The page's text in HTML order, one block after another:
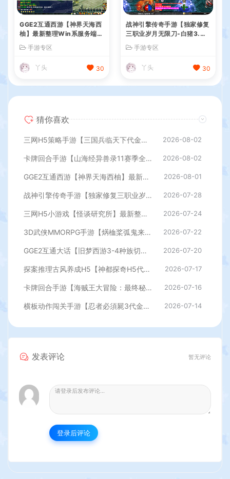
GGE2互通西游【神界天海西
柚】最新整理Win系服务端
+安卓苹果PC三端+内置GM
工具+全套源码+详细搭建教
程
手游专区
丫头 30
战神引擎传奇手游【独家修复
三职业岁月无限刀-白猪3.
0】最新整理Win系特色服务
端+安卓苹果双端+GM授权后
台+详细搭建教程
手游专区
丫头 30
猜你喜欢
三网H5策略手游【三国兵临天下代金券内购七合修复版】最新整理单机一键即玩镜像端+Linux手工服务端+管理后台+GM授权后台+简易安卓客户端+详细搭建教程+视频教程 2026-08-02
卡牌回合手游【山海经异兽录11赛季全人物代金券内购版】最新整理WIN系服务端+授权GM后台+管理后台+热更修改工具+安卓+详细搭建教程 2026-08-02
GGE2互通西游【神界天海西柚】最新整理Win系服务端+安卓苹果PC三端+内置GM工具+全套源码+详细搭建教程 2026-08-01
战神引擎传奇手游【独家修复三职业岁月无限刀-白猪3.0】最新整理Win系特色服务端+安卓苹果双端+GM授权后台+详细搭建教程 2026-07-28
三网H5小游戏【怪谈研究所】最新整理WIN系服务端+Linux手工服务端+详细搭建教程 2026-07-24
3D武侠MMORPG手游【焫桖桨弧鬼来7职业精修代金券内购版】最新整Linux手工服务端+安卓苹果双端+CDK授权后台+详细搭建教程 2026-07-22
GGE2互通大话【旧梦西游3-4种族切换】最新整理Win系服务端+安卓PC互通客户端+内置GM工具+全套源码+详细搭建教程 2026-07-20
探案推理古风养成H5【神都探奇H5代金券内购版】最新整理单机一键即玩镜像端+Linux手工服务端+CDK授权后台+详细搭建教程 2026-07-17
卡牌回合手游【海贼王大冒险：最终秘宝多区跨服版】最新整理单机一键即玩镜像端+Linux手工服务端+管理后台+CDK授权后台+安卓+详细搭建教程 2026-07-16
横板动作闯关手游【忍者必須屍3代金券内购版】最新整理单机一键即玩镜像端+Linux手工服务端+安卓苹果双端+前后端全套源码+CDK授权后台+详细搭建教程 2026-07-14
发表评论 暂无评论
登录后评论